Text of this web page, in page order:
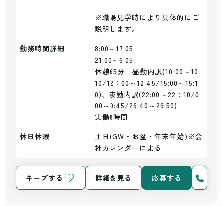
※職場見学時により具体的にご
説明します。
勤務時間詳細
8:00～17:05
21:00～6:05
休憩65分　昼勤内訳(10:00～10:
10/12：00～12:45/15:00～15:1
0)、夜勤内訳(22:00～22：10/0:
00～0:45/26:40～26:50)
実働8時間
休日休暇
土日(GW・お盆・年末年始)※会
社カレンダーによる
キープする 詳細を見る 応募する